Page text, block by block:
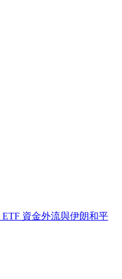
ETF 資金外流與伊朗和平